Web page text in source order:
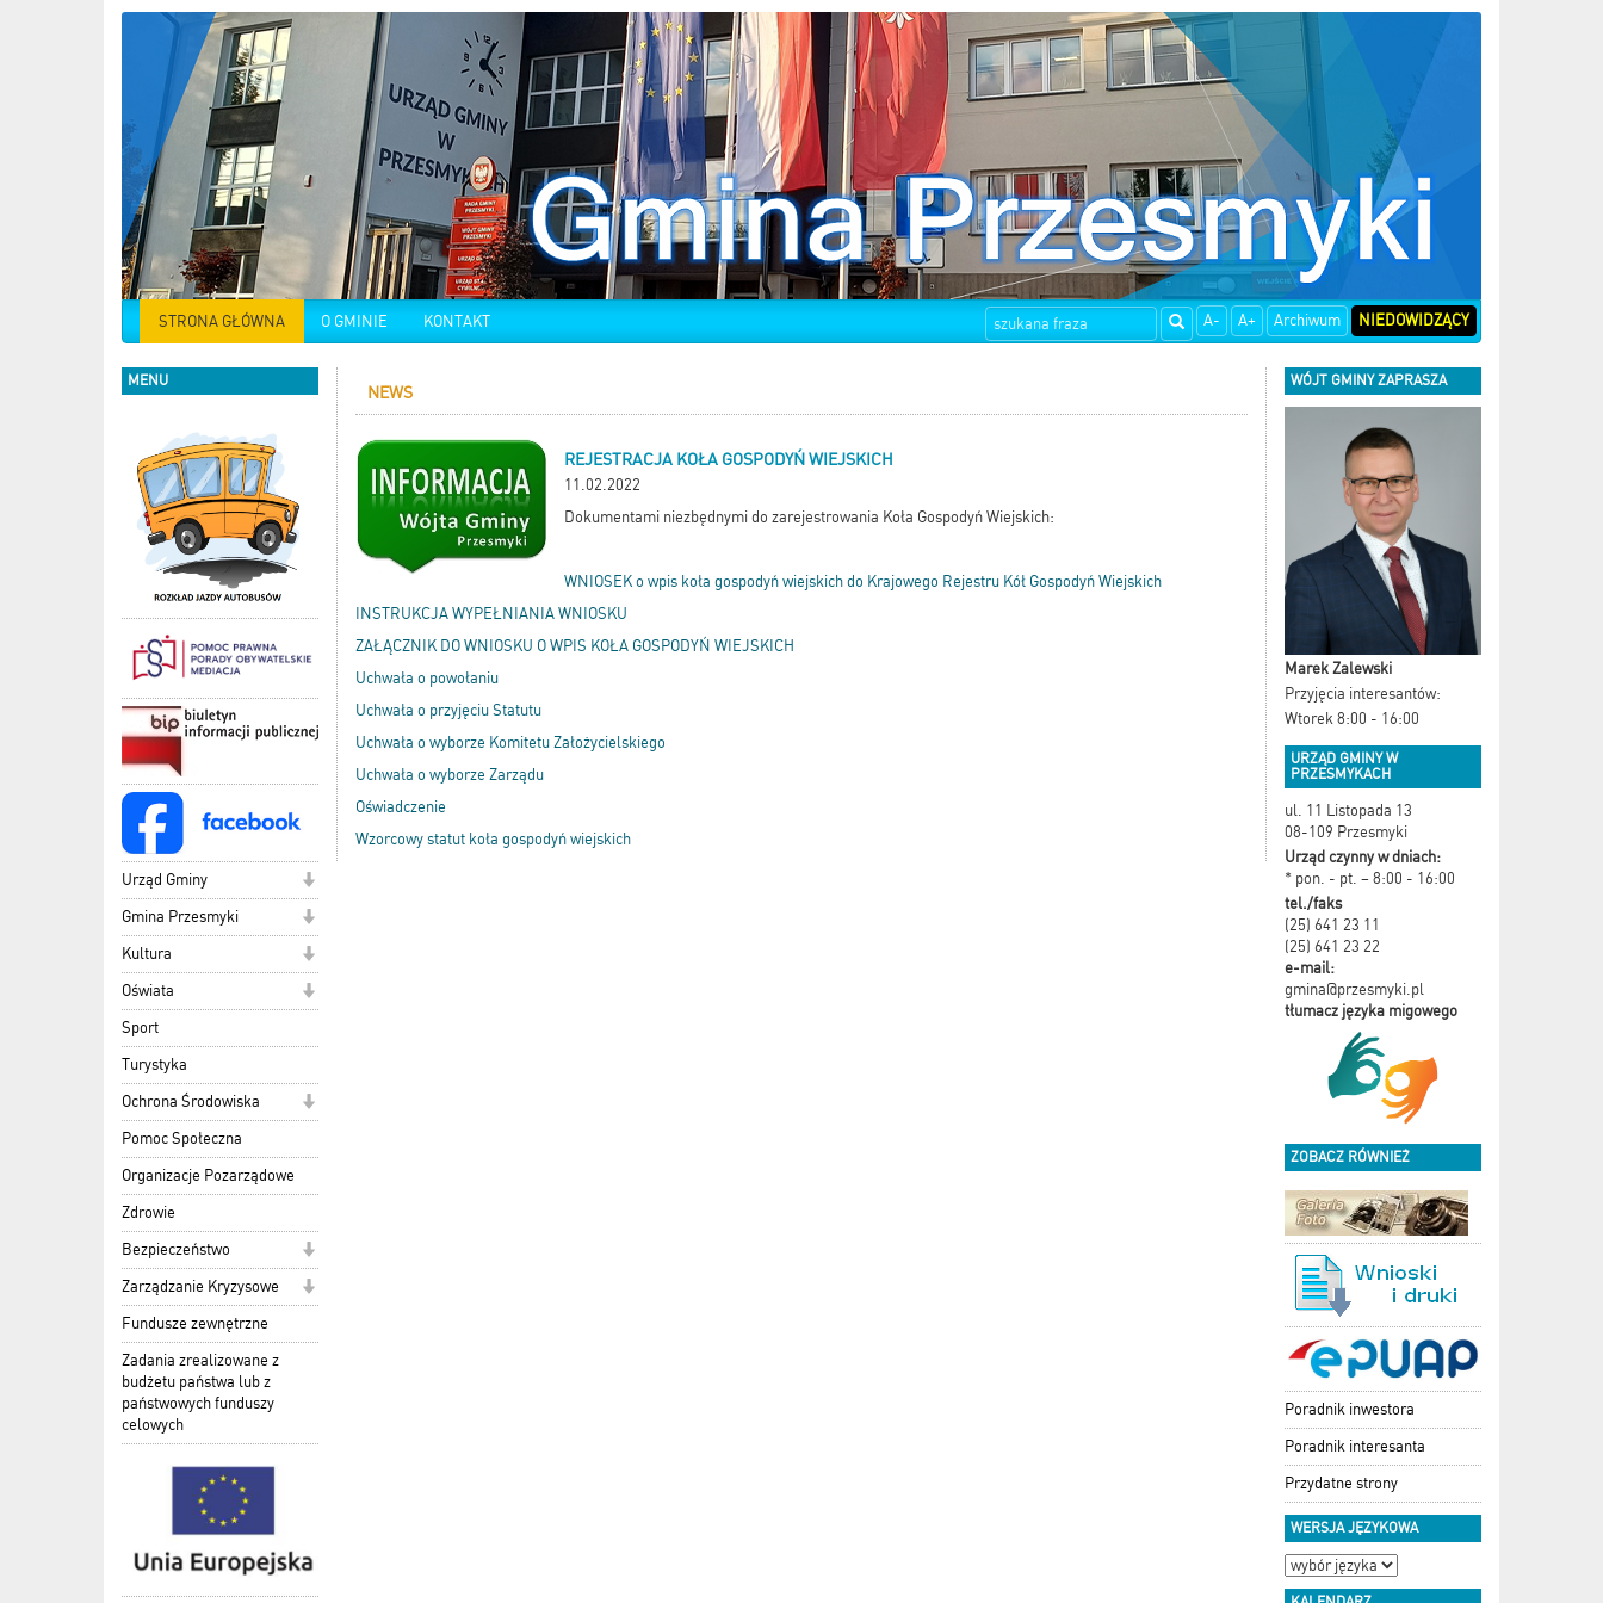
STRONA GŁÓWNA O GMINIE KONTAKT A- A+ Archiwum NIEDOWIDZĄCY
MENU
Urząd Gminy
Gmina Przesmyki
Kultura
Oświata
Sport
Turystyka
Ochrona Środowiska
Pomoc Społeczna
Organizacje Pozarządowe
Zdrowie
Bezpieczeństwo
Zarządzanie Kryzysowe
Fundusze zewnętrzne
Zadania zrealizowane z
budżetu państwa lub z
państwowych funduszy
celowych
NEWS
REJESTRACJA KOŁA GOSPODYŃ WIEJSKICH
11.02.2022
Dokumentami niezbędnymi do zarejestrowania Koła Gospodyń Wiejskich:
WNIOSEK o wpis koła gospodyń wiejskich do Krajowego Rejestru Kół Gospodyń Wiejskich
INSTRUKCJA WYPEŁNIANIA WNIOSKU
ZAŁĄCZNIK DO WNIOSKU O WPIS KOŁA GOSPODYŃ WIEJSKICH
Uchwała o powołaniu
Uchwała o przyjęciu Statutu
Uchwała o wyborze Komitetu Założycielskiego
Uchwała o wyborze Zarządu
Oświadczenie
Wzorcowy statut koła gospodyń wiejskich
WÓJT GMINY ZAPRASZA
Marek Zalewski
Przyjęcia interesantów:
Wtorek 8:00 - 16:00
URZĄD GMINY W
PRZESMYKACH
ul. 11 Listopada 13
08-109 Przesmyki
Urząd czynny w dniach:
* pon. - pt. – 8:00 - 16:00
tel./faks
(25) 641 23 11
(25) 641 23 22
e-mail:
gmina@przesmyki.pl
tłumacz języka migowego
ZOBACZ RÓWNIEŻ
Poradnik inwestora
Poradnik interesanta
Przydatne strony
WERSJA JĘZYKOWA